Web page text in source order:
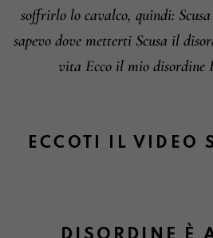
soffrirlo lo cavalco, quindi:
sapevo dove metterti Scusa il
vita Ecco il mio disordine
ECCOTI IL VIDEO